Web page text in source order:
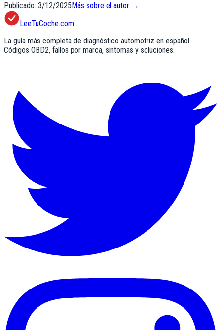
Publicado: 3/12/2025Más sobre el autor →
LeeTuCoche.com
La guía más completa de diagnóstico automotriz en español.
Códigos OBD2, fallos por marca, síntomas y soluciones.